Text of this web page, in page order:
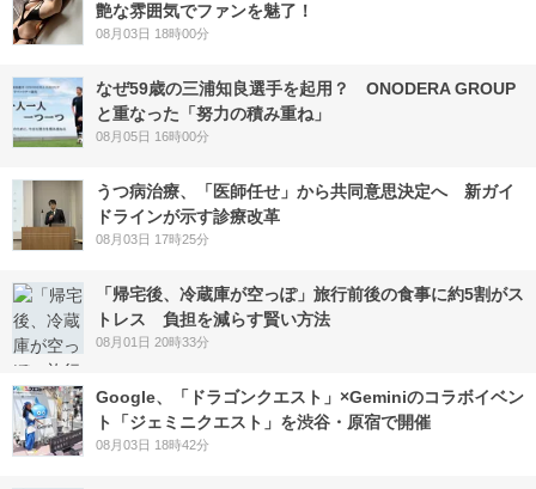
艶な雰囲気でファンを魅了！
08月03日 18時00分
なぜ59歳の三浦知良選手を起用？ ONODERA GROUP
と重なった「努力の積み重ね」
08月05日 16時00分
うつ病治療、「医師任せ」から共同意思決定へ 新ガイ
ドラインが示す診療改革
08月03日 17時25分
「帰宅後、冷蔵庫が空っぽ」旅行前後の食事に約5割がス
トレス 負担を減らす賢い方法
08月01日 20時33分
Google、「ドラゴンクエスト」×Geminiのコラボイベン
ト「ジェミニクエスト」を渋谷・原宿で開催
08月03日 18時42分